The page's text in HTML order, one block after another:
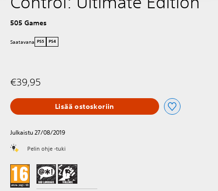
505 Games
Saatavana PS5 PS4
€39,95
Lisää ostoskoriin
Julkaistu 27/08/2019
Pelin ohje -tuki